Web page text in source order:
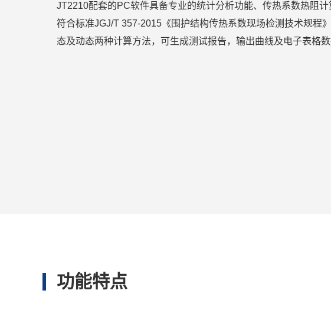
JT2210配套的PC软件具备专业的统计分析功能、传热系数热阻计
符合标准JGJ/T 357-2015《围护结构传热系数现场检测技术规程
态及动态两种计算方法，可生成测试报告，输出曲线及电子表格数
功能特点